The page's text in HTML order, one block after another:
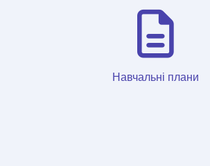
Навчальні плани